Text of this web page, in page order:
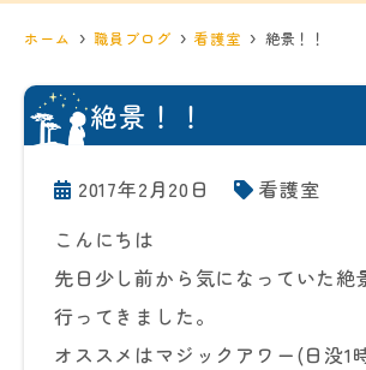
ホーム 職員ブログ 看護室 絶景！！
絶景！！
2017年2月20日
看護室
こんにちは
先日少し前から気になっていた絶
行ってきました。
オススメはマジックアワー(日没1